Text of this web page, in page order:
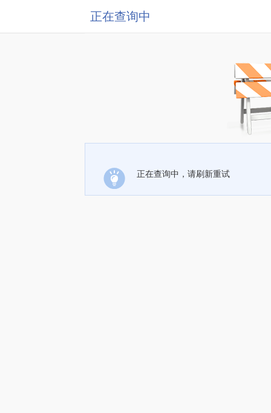
正在查询中
正在查询中，请刷新重试